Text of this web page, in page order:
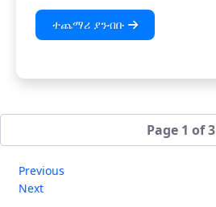
ተጨማሪ ያንብቡ
Page 1 of 3
Previous
Next